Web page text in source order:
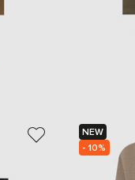
NEW
- 10%